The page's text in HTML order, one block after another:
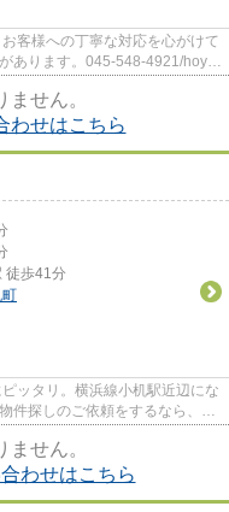
客様への丁寧な対応を心がけて
あります。045-548-4921/hoyu-
せん。
わせはこちら
徒歩41分
ッタリ。横浜線小机駅近辺にな
件探しのご依頼をするなら、
せん。
わせはこちら